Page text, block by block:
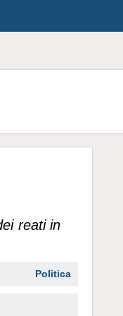
reati in
Politica